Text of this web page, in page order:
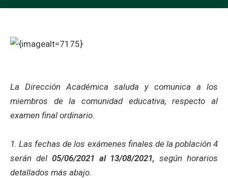
La Dirección Académica saluda y comunica a los
miembros de la comunidad educativa, respecto al
examen final ordinario.
1. Las fechas de los exámenes finales de la población 4
serán del 05/06/2021 al 13/08/2021, según horarios
detallados más abajo.